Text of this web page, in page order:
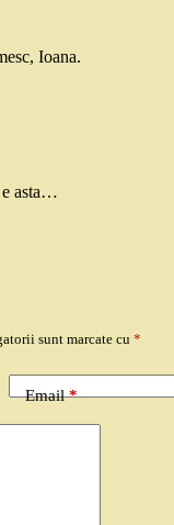
Ioana.
e asta…
sunt marcate cu *
Email*